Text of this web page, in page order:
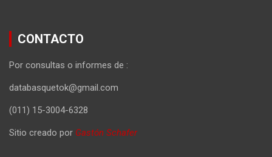
CONTACTO
Por consultas o informes de :
databasquetok@gmail.com
(011) 15-3004-6328
Sitio creado por Gastón Schafer